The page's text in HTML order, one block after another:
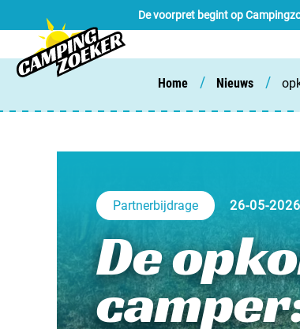
De voorpret begint op
Home / Nieuws /
Partnerbijdrage 26-05-2026
De